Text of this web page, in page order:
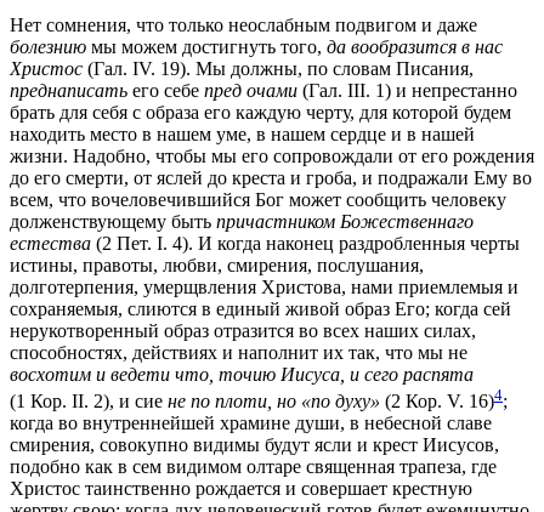
Нет сомнения, что только неослабным подвигом и даже
болезнию мы можем достигнуть того, да вообразится в нас
Христос (Гал. IV. 19). Мы должны, по словам Писания,
преднаписать его себе пред очами (Гал. III. 1) и непрестанно
брать для себя с образа его каждую черту, для которой будем
находить место в нашем уме, в нашем сердце и в нашей
жизни. Надобно, чтобы мы его сопровождали от его рождения
до его смерти, от яслей до креста и гроба, и подражали Ему во
всем, что вочеловечившийся Бог может сообщить человеку
долженствующему быть причастником Божественнаго
естества (2 Пет. I. 4). И когда наконец раздробленныя черты
истины, правоты, любви, смирения, послушания,
долготерпения, умерщвления Христова, нами приемлемыя и
сохраняемыя, слиются в единый живой образ Его; когда сей
нерукотворенный образ отразится во всех наших силах,
способностях, действиях и наполнит их так, что мы не
восхотим и ведети что, точию Иисуса, и сего распята
(1 Кор. II. 2), и сие не по плоти, но «по духу» (2 Кор. V. 16)4;
когда во внутреннейшей храмине души, в небесной славе
смирения, совокупно видимы будут ясли и крест Иисусов,
подобно как в сем видимом олтаре священная трапеза, где
Христос таинственно рождается и совершает крестную